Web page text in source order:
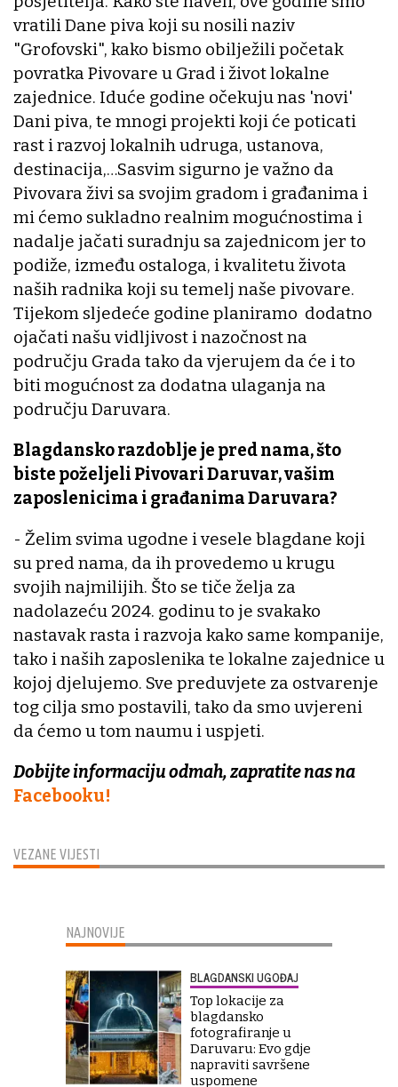
VEZANE VIJESTI
vratili Dane piva koji su nosili naziv
"Grofovski", kako bismo obilježili početak
povratka Pivovare u Grad i život lokalne
zajednice. Iduće godine očekuju nas 'novi'
Dani piva, te mnogi projekti koji će poticati
rast i razvoj lokalnih udruga, ustanova,
destinacija,…Sasvim sigurno je važno da
Pivovara živi sa svojim gradom i građanima i
mi ćemo sukladno realnim mogućnostima i
nadalje jačati suradnju sa zajednicom jer to
podiže, između ostaloga, i kvalitetu života
naših radnika koji su temelj naše pivovare.
Tijekom sljedeće godine planiramo dodatno
ojačati našu vidljivost i nazočnost na
području Grada tako da vjerujem da će i to
biti mogućnost za dodatna ulaganja na
području Daruvara.
Blagdansko razdoblje je pred nama, što
biste poželjeli Pivovari Daruvar, vašim
zaposlenicima i građanima Daruvara?
- Želim svima ugodne i vesele blagdane koji
su pred nama, da ih provedemo u krugu
svojih najmilijih. Što se tiče želja za
nadolazeću 2024. godinu to je svakako
nastavak rasta i razvoja kako same kompanije,
tako i naših zaposlenika te lokalne zajednice u
kojoj djelujemo. Sve preduvjete za ostvarenje
tog cilja smo postavili, tako da smo uvjereni
da ćemo u tom naumu i uspjeti.
Dobijte informaciju odmah, zapratite nas na
Facebooku!
NAJNOVIJE
BLAGDANSKI UGOĐAJ
Top lokacije za
blagdansko
fotografiranje u
Daruvaru: Evo gdje
napraviti savršene
uspomene